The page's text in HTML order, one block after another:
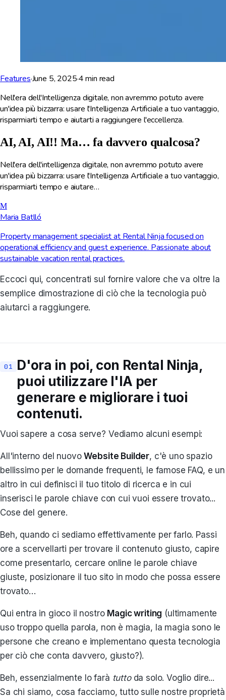
Features·June 5, 2025·4min read
Nell'era dell'Intelligenza digitale, non avremmo potuto avere
un'idea più bizzarra: usare l'Intelligenza Artificiale a tuo vantaggio,
risparmiarti tempo e aiutarti a raggiungere l'eccellenza.
AI, AI, AI!! Ma… fa davvero qualcosa?
Nell'era dell'intelligenza digitale, non avremmo potuto avere
un'idea più bizzarra: usare l'Intelligenza Artificiale a tuo vantaggio,
risparmiarti tempo e aiutare…
M
Maria Batlló
Property management specialist at Rental Ninja focused on
operational efficiency and guest experience. Passionate about
sustainable vacation rental practices.
Eccoci qui, concentrati sul fornire valore che va oltre la
semplice dimostrazione di ciò che la tecnologia può
aiutarci a raggiungere.
D'ora in poi, con Rental Ninja,
puoi utilizzare l'IA per
generare e migliorare i tuoi
contenuti.
Vuoi sapere a cosa serve? Vediamo alcuni esempi:
All'interno del nuovoWebsite Builder, c'è uno spazio
bellissimo per le domande frequenti, le famose FAQ, e un
altro in cui definisci il tuo titolo di ricerca e in cui
inserisci le parole chiave con cui vuoi essere trovato...
Cose del genere.
Beh, quando ci sediamo effettivamente per farlo. Passi
ore a scervellarti per trovare il contenuto giusto, capire
come presentarlo, cercare online le parole chiave
giuste, posizionare il tuo sito in modo che possa essere
trovato…
Qui entra in gioco il nostro Magic writing (ultimamente
uso troppo quella parola, non è magia, la magia sono le
persone che creano e implementano questa tecnologia
per ciò che conta davvero, giusto?).
Beh, essenzialmente lo farà tuttoda solo. Voglio dire...
Sa chi siamo, cosa facciamo, tutto sulle nostre proprietà